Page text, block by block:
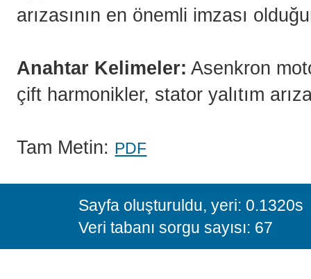
arızasının en önemli imzası
Anahtar Kelimeler: Asenkron
çift harmonikler, stator yalıtım
Tam Metin: PDF
Sayfa oluşturuldu, yeri: 0.1320s
Veri tabanı sorgu sayısı: 67